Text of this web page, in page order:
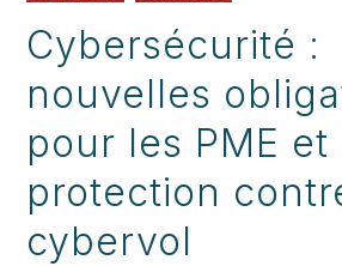
Cybersécurité :
nouvelles
pour les PME et
protection
cybervol